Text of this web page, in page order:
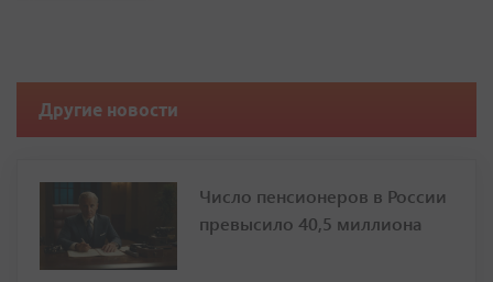
Другие новости
Число пенсионеров в России
превысило 40,5 миллиона